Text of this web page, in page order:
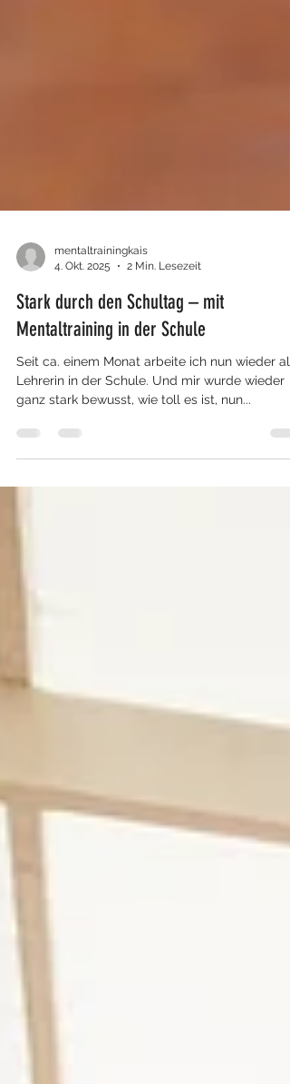
4. Okt. 2025
2 Min. Lesezeit
Stark durch den Schultag – mit
Mentaltraining in der Schule
Seit ca. einem Monat arbeite ich nun wieder als
ganz stark bewusst, wie toll es ist, nun...